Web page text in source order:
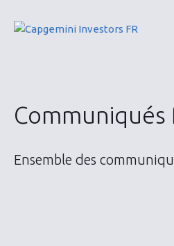
Calendrier & communiqués
Communiqués
Ensemble des